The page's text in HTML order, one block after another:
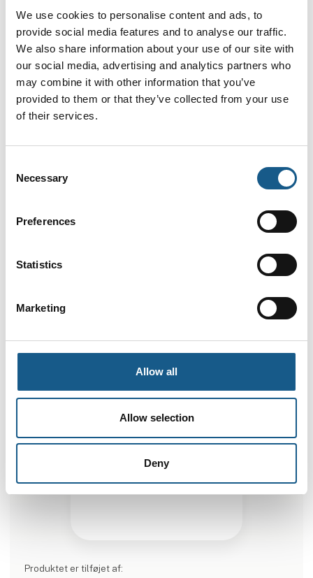
We use cookies to personalise content and ads, to
provide social media features and to analyse our traffic.
We also share information about your use of our site with
our social media, advertising and analytics partners who
may combine it with other information that you’ve
provided to them or that they’ve collected from your use
of their services.
Selection
Necessary
Preferences
Statistics
Marketing
Allow all
Allow selection
Deny
På messen
PSENradar – Sikker radarsensor
PNOZmulti 2 – De små styringer
På messen
Produktet er medbragt på messen
Produktet er tilføjet af: